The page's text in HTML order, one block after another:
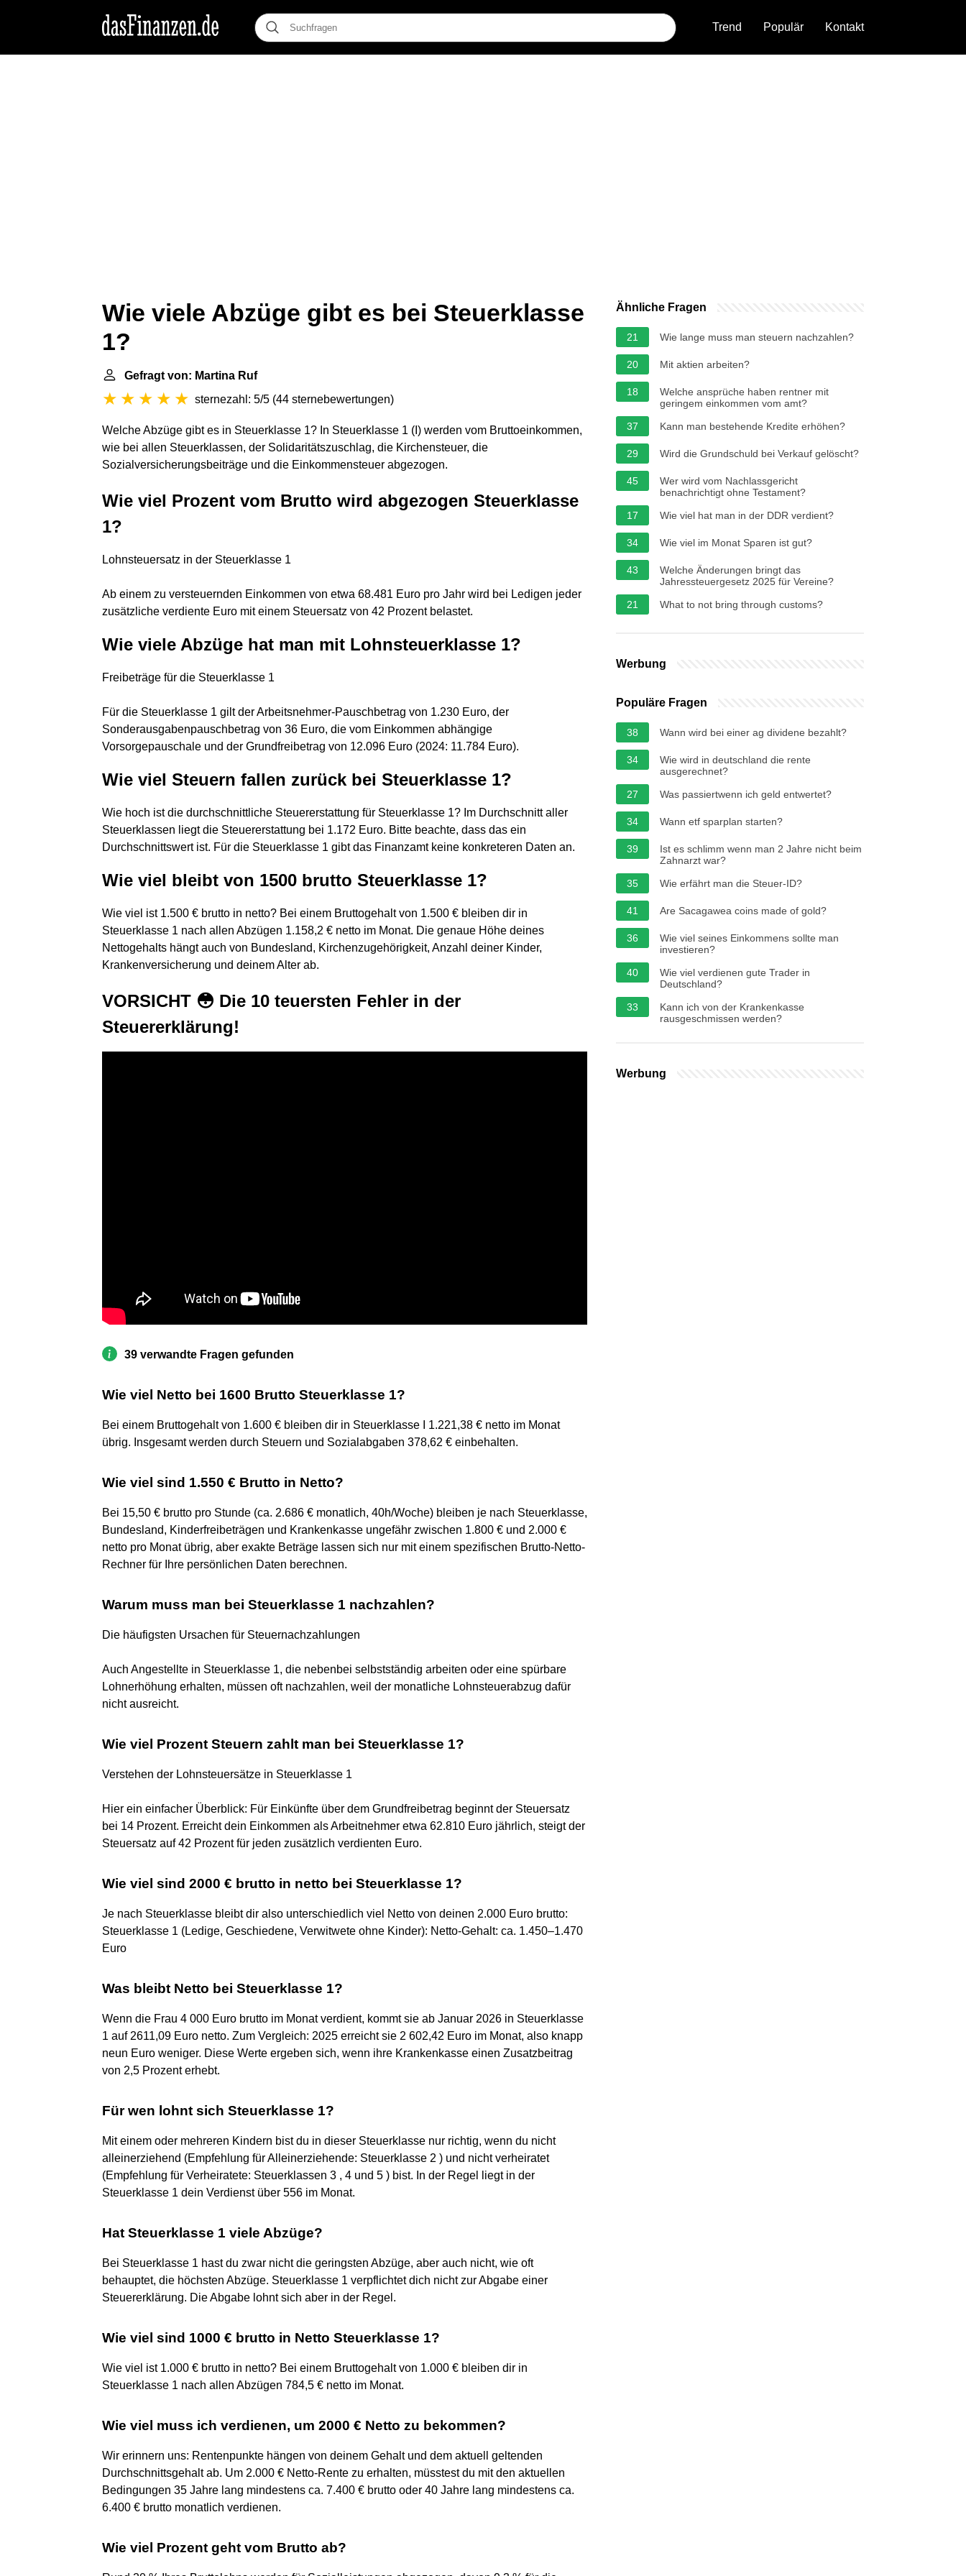
Trend Populär Kontakt
Wie viele Abzüge gibt es bei Steuerklasse
1?
Gefragt von: Martina Ruf
sternezahl: 5/5 (44 sternebewertungen)
Welche Abzüge gibt es in Steuerklasse 1? In Steuerklasse 1 (I) werden vom Bruttoeinkommen,
wie bei allen Steuerklassen, der Solidaritätszuschlag, die Kirchensteuer, die
Sozialversicherungsbeiträge und die Einkommensteuer abgezogen.
Wie viel Prozent vom Brutto wird abgezogen Steuerklasse
1?
Lohnsteuersatz in der Steuerklasse 1
Ab einem zu versteuernden Einkommen von etwa 68.481 Euro pro Jahr wird bei Ledigen jeder
zusätzliche verdiente Euro mit einem Steuersatz von 42 Prozent belastet.
Wie viele Abzüge hat man mit Lohnsteuerklasse 1?
Freibeträge für die Steuerklasse 1
Für die Steuerklasse 1 gilt der Arbeitsnehmer-Pauschbetrag von 1.230 Euro, der
Sonderausgabenpauschbetrag von 36 Euro, die vom Einkommen abhängige
Vorsorgepauschale und der Grundfreibetrag von 12.096 Euro (2024: 11.784 Euro).
Wie viel Steuern fallen zurück bei Steuerklasse 1?
Wie hoch ist die durchschnittliche Steuererstattung für Steuerklasse 1? Im Durchschnitt aller
Steuerklassen liegt die Steuererstattung bei 1.172 Euro. Bitte beachte, dass das ein
Durchschnittswert ist. Für die Steuerklasse 1 gibt das Finanzamt keine konkreteren Daten an.
Wie viel bleibt von 1500 brutto Steuerklasse 1?
Wie viel ist 1.500 € brutto in netto? Bei einem Bruttogehalt von 1.500 € bleiben dir in
Steuerklasse 1 nach allen Abzügen 1.158,2 € netto im Monat. Die genaue Höhe deines
Nettogehalts hängt auch von Bundesland, Kirchenzugehörigkeit, Anzahl deiner Kinder,
Krankenversicherung und deinem Alter ab.
VORSICHT 😳 Die 10 teuersten Fehler in der
Steuererklärung!
39 verwandte Fragen gefunden
Wie viel Netto bei 1600 Brutto Steuerklasse 1?
Bei einem Bruttogehalt von 1.600 € bleiben dir in Steuerklasse I 1.221,38 € netto im Monat
übrig. Insgesamt werden durch Steuern und Sozialabgaben 378,62 € einbehalten.
Wie viel sind 1.550 € Brutto in Netto?
Bei 15,50 € brutto pro Stunde (ca. 2.686 € monatlich, 40h/Woche) bleiben je nach Steuerklasse,
Bundesland, Kinderfreibeträgen und Krankenkasse ungefähr zwischen 1.800 € und 2.000 €
netto pro Monat übrig, aber exakte Beträge lassen sich nur mit einem spezifischen Brutto-Netto-
Rechner für Ihre persönlichen Daten berechnen.
Warum muss man bei Steuerklasse 1 nachzahlen?
Die häufigsten Ursachen für Steuernachzahlungen
Auch Angestellte in Steuerklasse 1, die nebenbei selbstständig arbeiten oder eine spürbare
Lohnerhöhung erhalten, müssen oft nachzahlen, weil der monatliche Lohnsteuerabzug dafür
nicht ausreicht.
Wie viel Prozent Steuern zahlt man bei Steuerklasse 1?
Verstehen der Lohnsteuersätze in Steuerklasse 1
Hier ein einfacher Überblick: Für Einkünfte über dem Grundfreibetrag beginnt der Steuersatz
bei 14 Prozent. Erreicht dein Einkommen als Arbeitnehmer etwa 62.810 Euro jährlich, steigt der
Steuersatz auf 42 Prozent für jeden zusätzlich verdienten Euro.
Wie viel sind 2000 € brutto in netto bei Steuerklasse 1?
Je nach Steuerklasse bleibt dir also unterschiedlich viel Netto von deinen 2.000 Euro brutto:
‍Steuerklasse 1 (Ledige, Geschiedene, Verwitwete ohne Kinder): Netto-Gehalt: ca. 1.450–1.470
Euro‍‍
Was bleibt Netto bei Steuerklasse 1?
Wenn die Frau 4 000 Euro brutto im Monat verdient, kommt sie ab Januar 2026 in Steuerklasse
1 auf 2611,09 Euro netto. Zum Vergleich: 2025 erreicht sie 2 602,42 Euro im Monat, also knapp
neun Euro weniger. Diese Werte ergeben sich, wenn ihre Krankenkasse einen Zusatzbeitrag
von 2,5 Prozent erhebt.
Für wen lohnt sich Steuerklasse 1?
Mit einem oder mehreren Kindern bist du in dieser Steuerklasse nur richtig, wenn du nicht
alleinerziehend (Empfehlung für Alleinerziehende: Steuerklasse 2 ) und nicht verheiratet
(Empfehlung für Verheiratete: Steuerklassen 3 , 4 und 5 ) bist. In der Regel liegt in der
Steuerklasse 1 dein Verdienst über 556 im Monat.
Hat Steuerklasse 1 viele Abzüge?
Bei Steuerklasse 1 hast du zwar nicht die geringsten Abzüge, aber auch nicht, wie oft
behauptet, die höchsten Abzüge. Steuerklasse 1 verpflichtet dich nicht zur Abgabe einer
Steuererklärung. Die Abgabe lohnt sich aber in der Regel.
Wie viel sind 1000 € brutto in Netto Steuerklasse 1?
Wie viel ist 1.000 € brutto in netto? Bei einem Bruttogehalt von 1.000 € bleiben dir in
Steuerklasse 1 nach allen Abzügen 784,5 € netto im Monat.
Wie viel muss ich verdienen, um 2000 € Netto zu bekommen?
Wir erinnern uns: Rentenpunkte hängen von deinem Gehalt und dem aktuell geltenden
Durchschnittsgehalt ab. Um 2.000 € Netto-Rente zu erhalten, müsstest du mit den aktuellen
Bedingungen 35 Jahre lang mindestens ca. 7.400 € brutto oder 40 Jahre lang mindestens ca.
6.400 € brutto monatlich verdienen.
Wie viel Prozent geht vom Brutto ab?
Ähnliche Fragen
21 Wie lange muss man steuern nachzahlen?
20 Mit aktien arbeiten?
18
Welche ansprüche haben rentner mit
geringem einkommen vom amt?
37
Kann man bestehende Kredite erhöhen?
29 Wird die Grundschuld bei Verkauf gelöscht?
45
Wer wird vom Nachlassgericht
benachrichtigt ohne Testament?
17
Wie viel hat man in der DDR verdient?
34 Wie viel im Monat Sparen ist gut?
43
Welche Änderungen bringt das
Jahressteuergesetz 2025 für Vereine?
21
What to not bring through customs?
Werbung
Populäre Fragen
38 Wann wird bei einer ag dividene bezahlt?
34
Wie wird in deutschland die rente
ausgerechnet?
27
Was passiertwenn ich geld entwertet?
34 Wann etf sparplan starten?
39
Ist es schlimm wenn man 2 Jahre nicht beim
Zahnarzt war?
35
Wie erfährt man die Steuer-ID?
41 Are Sacagawea coins made of gold?
36
Wie viel seines Einkommens sollte man
investieren?
40
Wie viel verdienen gute Trader in
Deutschland?
33
Kann ich von der Krankenkasse
rausgeschmissen werden?
Werbung